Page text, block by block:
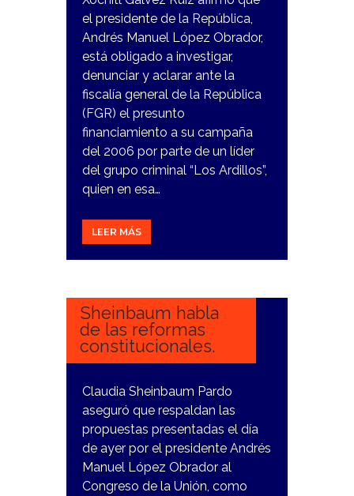
el presidente de la República,
Andrés Manuel López Obrador,
está obligado a investigar,
denunciar y aclarar ante la
fiscalía general de la República
(FGR) el presunto
financiamiento a su campaña
del 2006 por parte de un líder
del grupo criminal “Los Ardillos”,
quien en esa…
LEER MÁS
7
Sheinbaum habla
de las reformas
constitucionales.
Claudia Sheinbaum Pardo
aseguró que respaldan las
propuestas presentadas el día
de ayer por el presidente Andrés
Manuel López Obrador al
Congreso de la Unión, como